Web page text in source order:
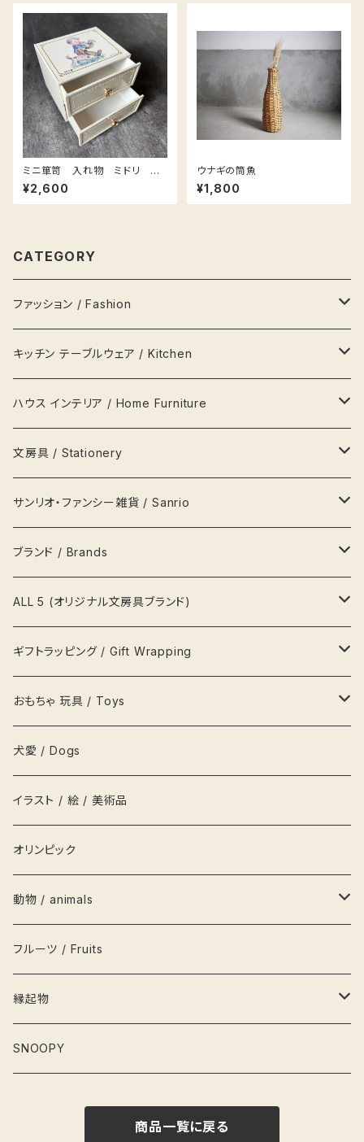
ミニ箪笥 入れ物 ミドリ フ
ァンシー midori 80年代 玩
具 おもちゃ ミニ箪笥
¥2,600
ウナギの筒魚
¥1,800
CATEGORY
ファッション / Fashion
バッグ Bags
財布 Wallets
アクセサリー Jewellery
ハンカチ
ポーチ
帽子
風呂敷
キーホルダー
ネクタイ
履物
衣類
キッチン テーブルウェア / Kitchen
器 Plates
瓶 Bottles
マグカップ MagCup
ビールジョッキ BeerMug
湯呑
カップ&ソーサ
鍋
お盆
枡
グラス
茶碗
栓抜き
水筒
灰皿
ハウス インテリア / Home Furniture
ランプ
収納 箪笥 棚
時計
写真立て 額縁
置物
ハンガー
貯金箱
鏡
文房具 / Stationery
缶
ペンケース
メモ帳
文鎮
レターセット
リボン
シール
キャップ
栞
カード
サンリオ・ファンシー雑貨 / Sanrio
キティ Kitty
ポムポムプリン pompom prin
ポチャッコ pochaco
ソニープロダクト
ブランド / Brands
プラダ Prada
セリーヌ Celine
ロベルタ Roberta
ALL 5 (オリジナル文房具ブランド)
吉祥用品
吉祥ノート A5
吉祥メモ帳 A5スリム
一等賞ペンケース
ギフトラッピング / Gift Wrapping
OFURUオリジナル包装紙
化粧箱
おもちゃ 玩具 / Toys
パズル
お人形 DOLLS
積み木
かるた
輪投げ
こけし
フィギュア
犬愛 / Dogs
イラスト / 絵 / 美術品
オリンピック
動物 / animals
ペンギン
犬
猫
フルーツ / Fruits
縁起物
お雛さま
SNOOPY
商品一覧に戻る